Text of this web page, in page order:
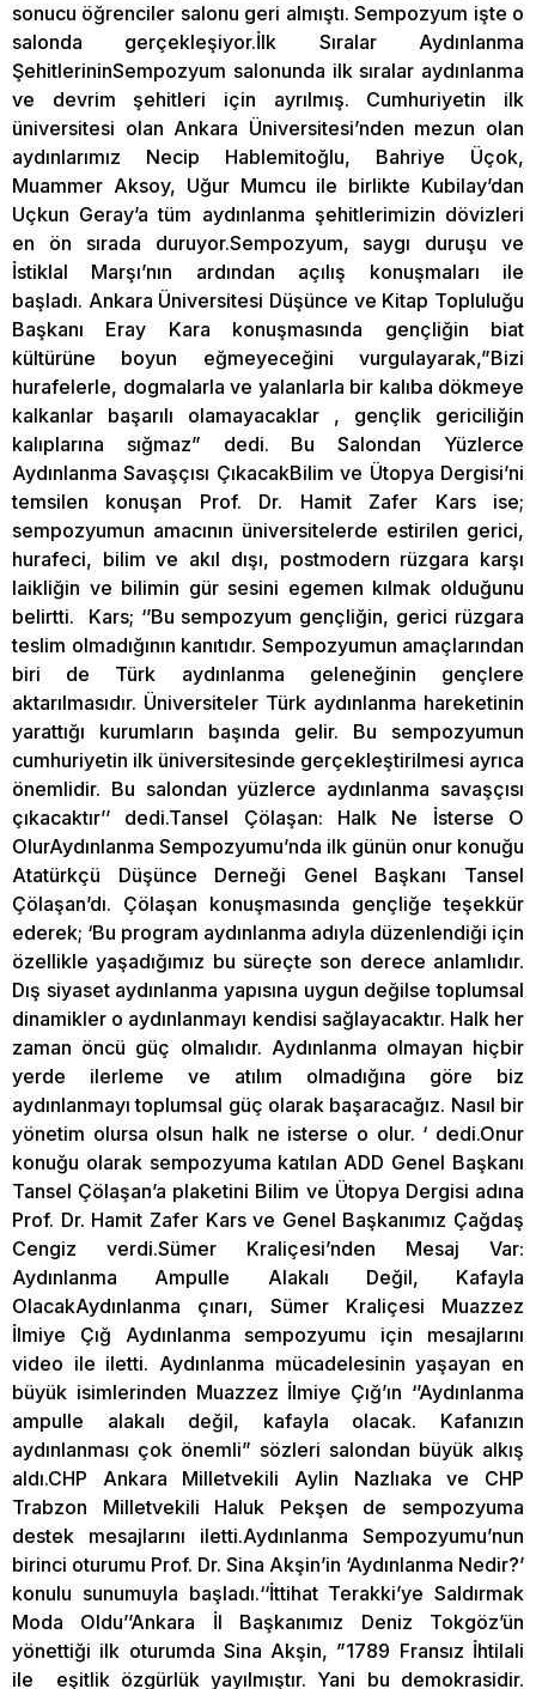
sonucu öğrenciler salonu geri almıştı. Sempozyum işte o
salonda gerçekleşiyor.İlk Sıralar Aydınlanma
ŞehitlerininSempozyum salonunda ilk sıralar aydınlanma
ve devrim şehitleri için ayrılmış. Cumhuriyetin ilk
üniversitesi olan Ankara Üniversitesi’nden mezun olan
aydınlarımız Necip Hablemitoğlu, Bahriye Üçok,
Muammer Aksoy, Uğur Mumcu ile birlikte Kubilay’dan
Uçkun Geray’a tüm aydınlanma şehitlerimizin dövizleri
en ön sırada duruyor.Sempozyum, saygı duruşu ve
İstiklal Marşı’nın ardından açılış konuşmaları ile
başladı. Ankara Üniversitesi Düşünce ve Kitap Topluluğu
Başkanı Eray Kara konuşmasında gençliğin biat
kültürüne boyun eğmeyeceğini vurgulayarak,”Bizi
hurafelerle, dogmalarla ve yalanlarla bir kalıba dökmeye
kalkanlar başarılı olamayacaklar , gençlik gericiliğin
kalıplarına sığmaz” dedi. Bu Salondan Yüzlerce
Aydınlanma Savaşçısı ÇıkacakBilim ve Ütopya Dergisi’ni
temsilen konuşan Prof. Dr. Hamit Zafer Kars ise;
sempozyumun amacının üniversitelerde estirilen gerici,
hurafeci, bilim ve akıl dışı, postmodern rüzgara karşı
laikliğin ve bilimin gür sesini egemen kılmak olduğunu
belirtti. Kars; ‘’Bu sempozyum gençliğin, gerici rüzgara
teslim olmadığının kanıtıdır. Sempozyumun amaçlarından
biri de Türk aydınlanma geleneğinin gençlere
aktarılmasıdır. Üniversiteler Türk aydınlanma hareketinin
yarattığı kurumların başında gelir. Bu sempozyumun
cumhuriyetin ilk üniversitesinde gerçekleştirilmesi ayrıca
önemlidir. Bu salondan yüzlerce aydınlanma savaşçısı
çıkacaktır’’ dedi.Tansel Çölaşan: Halk Ne İsterse O
OlurAydınlanma Sempozyumu’nda ilk günün onur konuğu
Atatürkçü Düşünce Derneği Genel Başkanı Tansel
Çölaşan’dı. Çölaşan konuşmasında gençliğe teşekkür
ederek; ‘Bu program aydınlanma adıyla düzenlendiği için
özellikle yaşadığımız bu süreçte son derece anlamlıdır.
Dış siyaset aydınlanma yapısına uygun değilse toplumsal
dinamikler o aydınlanmayı kendisi sağlayacaktır. Halk her
zaman öncü güç olmalıdır. Aydınlanma olmayan hiçbir
yerde ilerleme ve atılım olmadığına göre biz
aydınlanmayı toplumsal güç olarak başaracağız. Nasıl bir
yönetim olursa olsun halk ne isterse o olur. ‘ dedi.Onur
konuğu olarak sempozyuma katılan ADD Genel Başkanı
Tansel Çölaşan’a plaketini Bilim ve Ütopya Dergisi adına
Prof. Dr. Hamit Zafer Kars ve Genel Başkanımız Çağdaş
Cengiz verdi.Sümer Kraliçesi’nden Mesaj Var:
Aydınlanma Ampulle Alakalı Değil, Kafayla
OlacakAydınlanma çınarı, Sümer Kraliçesi Muazzez
İlmiye Çığ Aydınlanma sempozyumu için mesajlarını
video ile iletti. Aydınlanma mücadelesinin yaşayan en
büyük isimlerinden Muazzez İlmiye Çığ’ın ‘’Aydınlanma
ampulle alakalı değil, kafayla olacak. Kafanızın
aydınlanması çok önemli” sözleri salondan büyük alkış
aldı.CHP Ankara Milletvekili Aylin Nazlıaka ve CHP
Trabzon Milletvekili Haluk Pekşen de sempozyuma
destek mesajlarını iletti.Aydınlanma Sempozyumu’nun
birinci oturumu Prof. Dr. Sina Akşin’in ‘Aydınlanma Nedir?’
konulu sunumuyla başladı.‘‘İttihat Terakki’ye Saldırmak
Moda Oldu’’Ankara İl Başkanımız Deniz Tokgöz’ün
yönettiği ilk oturumda Sina Akşin, ”1789 Fransız İhtilali
ile eşitlik özgürlük yayılmıştır. Yani bu demokrasidir.